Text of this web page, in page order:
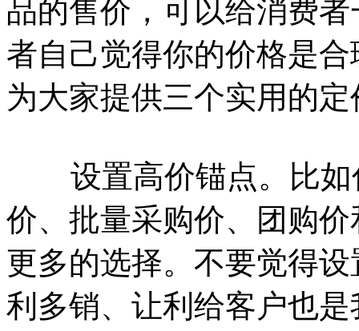
品的售价，可以给消费
者自己觉得你的价格是
为大家提供三个实用的
设置高价锚点。比如
价、批量采购价、团购
更多的选择。不要觉得
利多销、让利给客户也